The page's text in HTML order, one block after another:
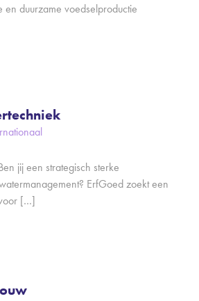
duurzame voedselproductie
jij een strategisch sterke
ErfGoed zoekt een
[…]